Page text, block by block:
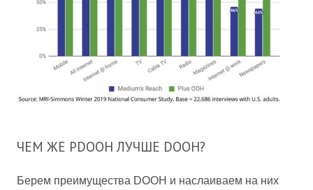
ЧЕМ ЖЕ PDOOH ЛУЧШЕ DOOH?
Берем преимущества DOOH и наслаиваем на них